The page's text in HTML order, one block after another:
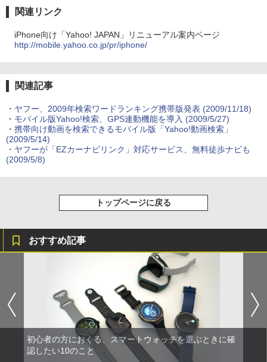
関連リンク
iPhone向け「Yahoo! JAPAN」リニューアル案内ページ
http://mobile.yahoo.co.jp/pr/iphone/
関連記事
・ ヤフー、2009年検索ワードランキング携帯版発表 (2009/11/18)
・ モバイル版Yahoo!検索、GPS連動機能を導入 (2009/5/27)
・ 携帯向け動画を検索できるモバイル版「Yahoo!動画検索」
(2009/5/14)
・ ヤフーが「EZカーナビリンク」対応サービス、無料徒歩ナビも
(2009/5/8)
トップページに戻る
おすすめ記事
初心者の方におくる、スマートウォッチを選ぶときに確
認したい10のこと